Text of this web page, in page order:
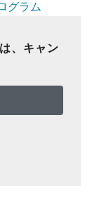
グラム
、キャン